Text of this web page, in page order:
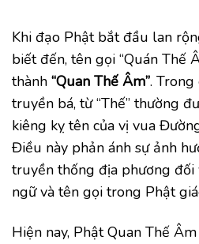
Khi đạo Phật bắt đầu lan
biết đến, tên gọi “Quán Thế
thành “Quan Thế Âm”.
truyền bá, từ “Thế” thường
kiêng kỵ tên của vị vua
Điều này phản ánh sự ảnh
truyền thống địa phương đối
ngữ và tên gọi trong Phật
Hiện nay, Phật Quan Thế